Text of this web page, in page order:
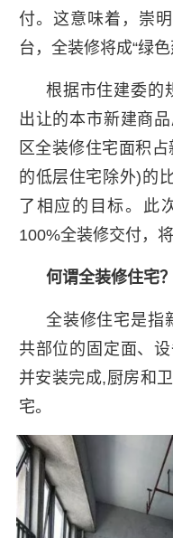
付。这意味着，崇
台，全装修将成“绿色
根据市住建委的
出让的本市新建商
区全装修住宅面积
的低层住宅除外)的
了相应的目标。此
100%全装修交付，
何谓全装修住宅？
全装修住宅是指
共部位的固定面、
并安装完成,厨房和
宅。